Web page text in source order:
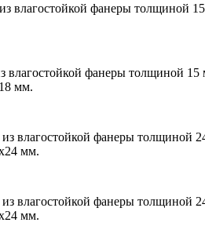
влагостойкой фанеры толщиной
влагостойкой фанеры толщиной
мм.
влагостойкой фанеры толщиной
мм.
влагостойкой фанеры толщиной
мм.